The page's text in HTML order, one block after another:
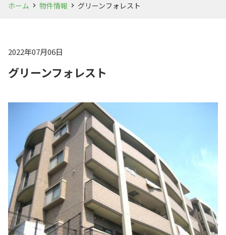
ホーム 物件情報 グリーンフォレスト
2022年07月06日
グリーンフォレスト